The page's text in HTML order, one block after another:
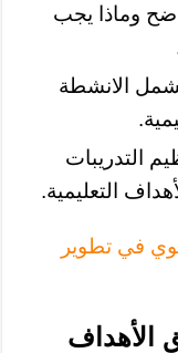
وماذا يجب
الانشطة
التدريبات
التعليمية.
في تطوير
الأهداف